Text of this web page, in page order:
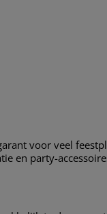
voor veel
en party-